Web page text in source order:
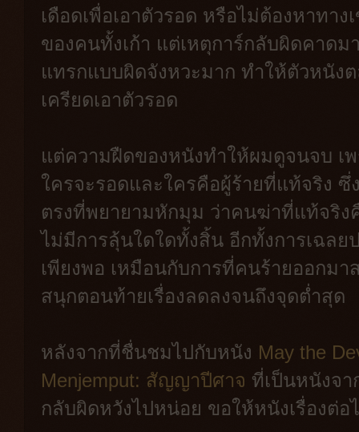
เดือดเพื่อเอาตัวรอด หรือไม่ต้องหาทา
ของคนทั้งเก้า แต่เหตุการ์กลับผิดคาดม
แทรกแบบผิดจังหวะมาก ทำให้ตัวหนัง
เครียดเอาตัวรอด
แต่ความฝืดของหนังทำให้ผมดูจนจบ เ
ใครจะรอดและใครคือผู้ร้ายที่แท้จริง
ตรงที่พยายามหักมุม ว่าคนฆ่าที่แท้จริง
ไม่มีการลุ้นใดใดทั้งสิ้น อีกทั้งการเฉลย
เพียงพอ เหมือนกับการที่คนร้ายออกม
สนุกตอนท้ายเรื่องลดลงจนถึงจุดต่ำสุด
หลังจากที่ชื่นชมไปกับหนัง May the
Menjemput: สัญญาปีศาจ ที่เป็นหนังจา
กลับผิดหวังไปหน่อย ขอให้หนังเรื่องต่